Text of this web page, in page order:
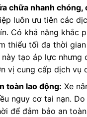
chữa nhanh chóng,
luôn ưu tiên các
Có khả năng khắc
thiểu tối đa thời
tạo áp lực nhưng
vị cung cấp dịch vụ
toàn lao động: Xe
nguy cơ tai nạn.
để đảm bảo an